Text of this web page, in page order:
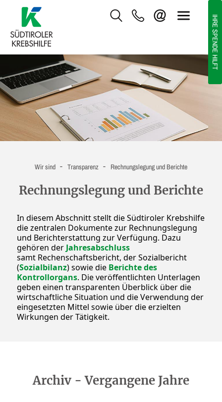
IHRE SPENDE HILFT
Wir sind - Transparenz - Rechnungslegung und Berichte
Rechnungslegung und Berichte
In diesem Abschnitt stellt die Südtiroler Krebshilfe
die zentralen Dokumente zur Rechnungslegung
und Berichterstattung zur Verfügung. Dazu
gehören der Jahresabschluss
samt Rechenschaftsbericht, der Sozialbericht
(Sozialbilanz) sowie die Berichte des
Kontrollorgans. Die veröffentlichten Unterlagen
geben einen transparenten Überblick über die
wirtschaftliche Situation und die Verwendung der
eingesetzten Mittel sowie über die erzielten
Wirkungen der Tätigkeit.
Archiv - Vergangene Jahre